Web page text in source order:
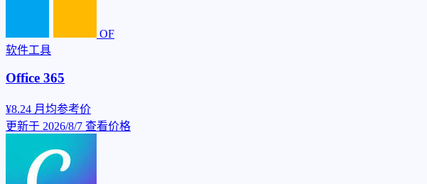
OF
软件工具
Office 365
¥8.24 月均参考价
更新于 2026/8/7 查看价格